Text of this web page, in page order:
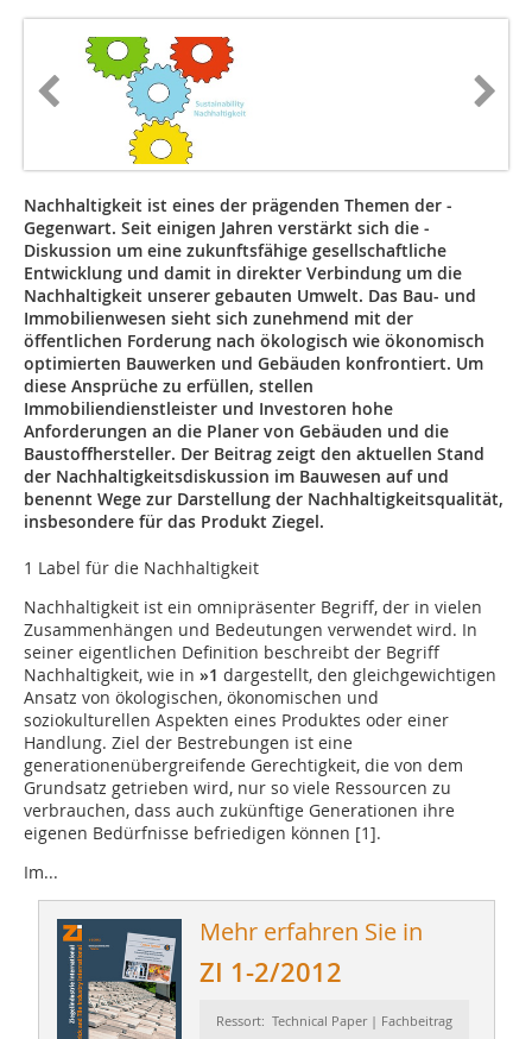
Nachhaltigkeit ist eines der prägenden Themen der ­
Gegenwart. Seit einigen Jahren verstärkt sich die ­
Diskussion um eine zukunftsfähige gesellschaftliche
Entwicklung und damit in direkter Verbindung um die
Nachhaltigkeit unserer gebauten Umwelt. Das Bau- und
Immobilienwesen sieht sich zunehmend mit der
öffentlichen Forderung nach ökologisch wie ökonomisch
optimierten Bauwerken und Gebäuden konfrontiert. Um
diese Ansprüche zu erfüllen, stellen
Immobiliendienstleister und Investoren hohe
Anforderungen an die Planer von Gebäuden und die
Baustoffhersteller. Der Beitrag zeigt den aktuellen Stand
der Nachhaltigkeitsdiskussion im Bauwesen auf und
benennt Wege zur Darstellung der Nachhaltigkeitsqualität,
insbesondere für das Produkt Ziegel.
1 Label für die Nachhaltigkeit
Nachhaltigkeit ist ein omnipräsenter Begriff, der in vielen
Zusammenhängen und Bedeutungen verwendet wird. In
seiner eigentlichen Definition beschreibt der Begriff
Nachhaltigkeit, wie in »1 dargestellt, den gleichgewichtigen
Ansatz von ökologischen, ökonomischen und
soziokulturellen Aspekten eines Produktes oder einer
Handlung. Ziel der Bestrebungen ist eine
generationenübergreifende Gerechtigkeit, die von dem
Grundsatz getrieben wird, nur so viele Ressourcen zu
verbrauchen, dass auch zukünftige Generationen ihre
eigenen Bedürfnisse befriedigen können [1].
Im...
Mehr erfahren Sie in
ZI 1-2/2012
Ressort: Technical Paper | Fachbeitrag